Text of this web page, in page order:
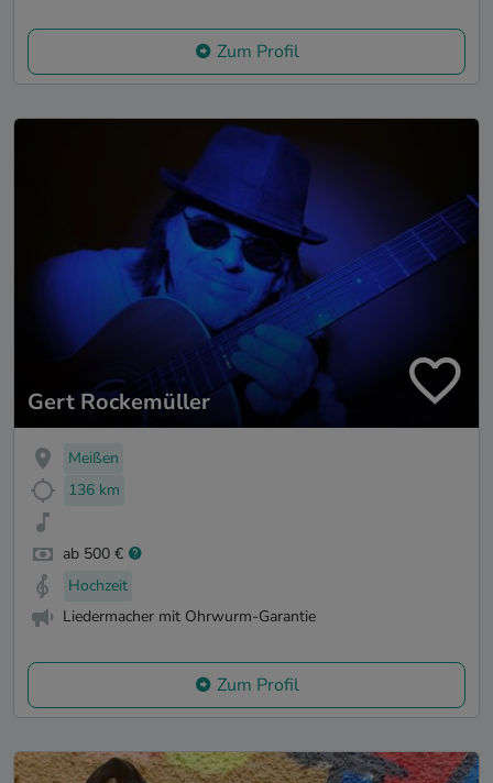
Zum Profil
Gert Rockemüller
Meißen
136 km
ab 500 €
Hochzeit
Liedermacher mit Ohrwurm-Garantie
Zum Profil